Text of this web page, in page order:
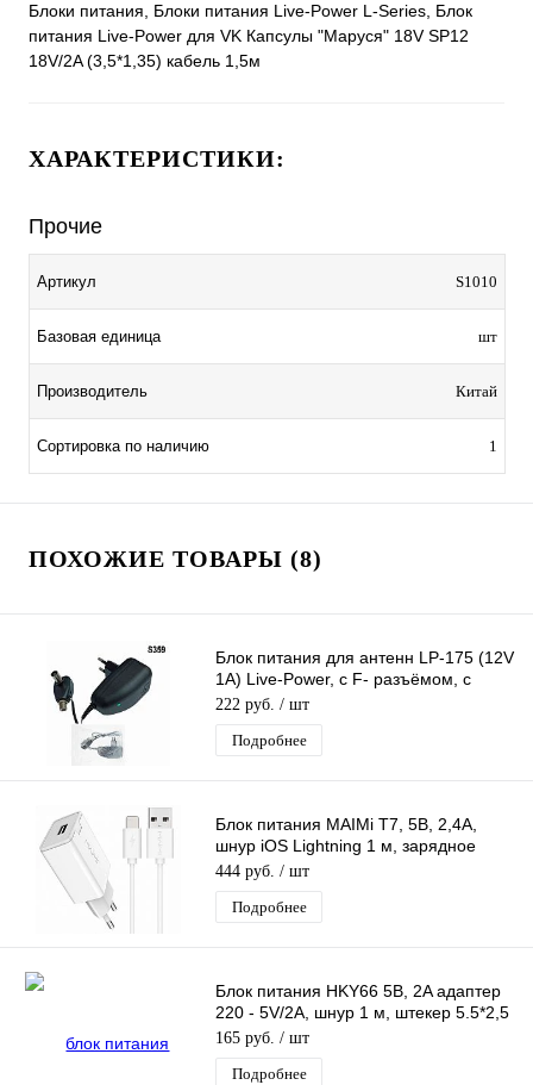
Блоки питания, Блоки питания Live-Power L-Series, Блок
питания Live-Power для VK Капсулы "Маруся" 18V SP12
18V/2A (3,5*1,35) кабель 1,5м
ХАРАКТЕРИСТИКИ:
Прочие
Артикул S1010
Базовая единица шт
Производитель Китай
Сортировка по наличию 1
ПОХОЖИЕ ТОВАРЫ (8)
Блок питания для антенн LP-175 (12V
1A) Live-Power, c F- разъёмом, с
инжектором питания
222 руб. / шт
Подробнее
Блок питания MAIMi T7, 5В, 2,4А,
шнур iOS Lightning 1 м, зарядное
устройство, 1 USB выход
444 руб. / шт
Подробнее
Блок питания HKY66 5В, 2A адаптер
220 - 5V/2A, шнур 1 м, штекер 5.5*2,5
мм
165 руб. / шт
Подробнее